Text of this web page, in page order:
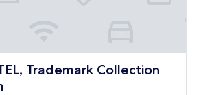
Trademark Collection
Trademark Collection by Wyndham